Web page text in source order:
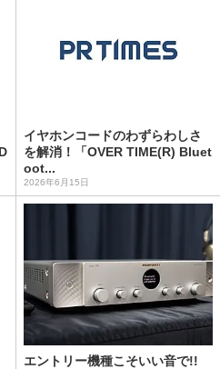
イヤホンコードのわずらわしさ
を解消！「OVER TIME(R) Bluet
oot...
2026年6月15日
エントリー機種こそいい音で!!